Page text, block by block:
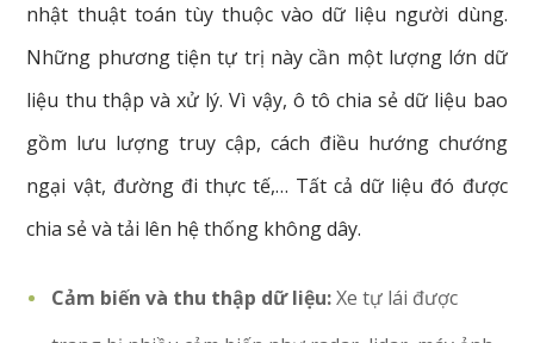
nhật thuật toán tùy thuộc vào dữ liệu người dùng.
Những phương tiện tự trị này cần một lượng lớn dữ
liệu thu thập và xử lý. Vì vậy, ô tô chia sẻ dữ liệu bao
gồm lưu lượng truy cập, cách điều hướng chướng
ngại vật, đường đi thực tế,… Tất cả dữ liệu đó được
chia sẻ và tải lên hệ thống không dây.
Cảm biến và thu thập dữ liệu:Xe tự lái được